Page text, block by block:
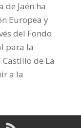
Jaén ha
Europea y
del Fondo
para la
de La
a la